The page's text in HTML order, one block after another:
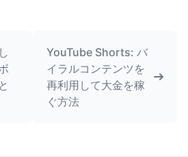
YouTube Shorts: バ
イラルコンテンツを
再利用して大金を稼
ぐ方法